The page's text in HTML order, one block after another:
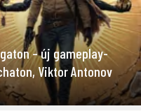
– új gameplay-
Viktor Antonov